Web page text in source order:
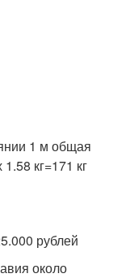
1 м общая
кг=171 кг
рублей
около